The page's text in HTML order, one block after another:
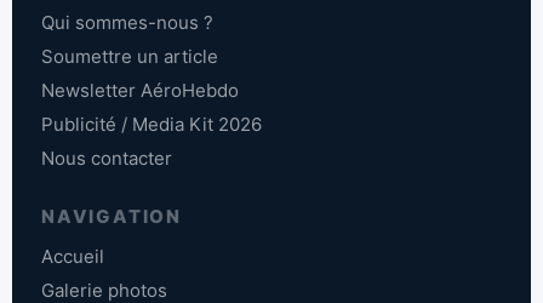
Qui sommes-nous ?
Soumettre un article
Newsletter AéroHebdo
Publicité / Media Kit 2026
Nous contacter
NAVIGATION
Accueil
Galerie photos